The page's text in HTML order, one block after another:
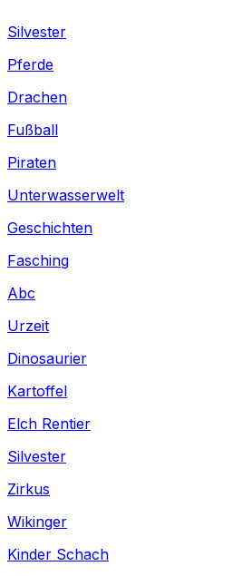
Silvester
Pferde
Drachen
Fußball
Piraten
Unterwasserwelt
Geschichten
Fasching
Abc
Urzeit
Dinosaurier
Kartoffel
Elch Rentier
Silvester
Zirkus
Wikinger
Kinder Schach